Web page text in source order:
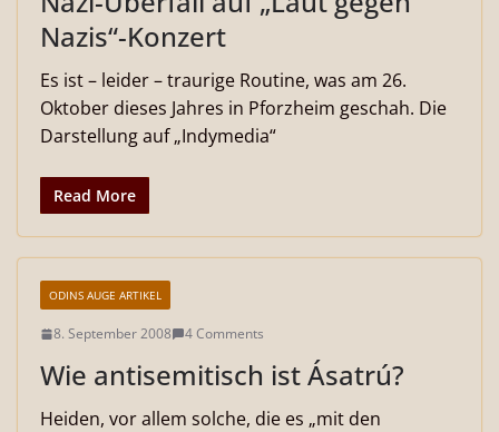
Nazis“-Konzert
Es ist – leider – traurige Routine, was am 26.
Oktober dieses Jahres in Pforzheim geschah. Die
Darstellung auf „Indymedia“
Read More
ODINS AUGE ARTIKEL
8. September 2008 4 Comments
Wie antisemitisch ist Ásatrú?
Heiden, vor allem solche, die es „mit den